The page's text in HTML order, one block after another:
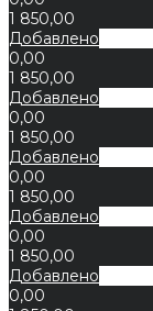
1 850,00
Добавлено
0,00
1 850,00
Добавлено
0,00
1 850,00
Добавлено
0,00
1 850,00
Добавлено
0,00
1 850,00
Добавлено
0,00